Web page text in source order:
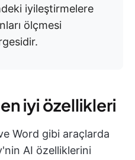
iyileştirmelere
ölçmesi
iyi özellikleri
Word gibi araçlarda
AI özelliklerini